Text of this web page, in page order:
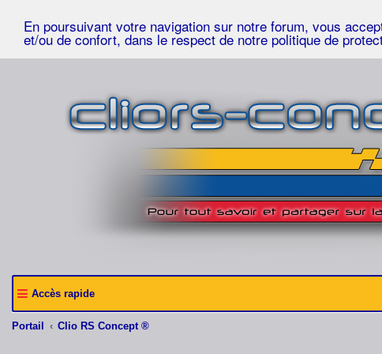
En poursuivant votre navigation sur notre forum, vous
et/ou de confort, dans le respect de notre politique de
Accès rapide
Portail Clio RS Concept ®